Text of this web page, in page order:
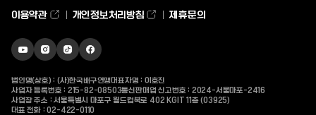
이용약관 개인정보처리방침 제휴문의
유튜브
바로가기
인스타그램
바로가기
틱톡
바로가기
페이스북
바로가기
법인명(상호) : (사)한국배구연맹 대표자명 : 이호진
사업자 등록번호 : 215-82-08503통신판매업 신고번호 : 2024-서울마포-2416
사업장 주소 : 서울특별시 마포구 월드컵북로 402 KGIT 11층 (03925)
대표 전화 :02-422-0110